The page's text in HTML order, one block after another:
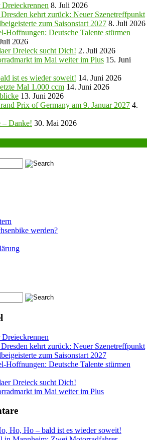
8. Juli 2026
kehrt zurück: Neuer Szenetreffpunkt
zum Saisonstart 2027 8. Juli 2026
Hoffnungen: Deutsche Talente stürmen
2026
Dreieck sucht Dich! 2. Juli 2026
im Mai weiter im Plus 15. Juni
ist es wieder soweit! 14. Juni 2026
Mal 1.000 ccm 14. Juni 2026
13. Juni 2026
Prix of Germany am 9. Januar 2027 4.
– Danke! 30. Mai 2026
werden?
kehrt zurück: Neuer Szenetreffpunkt
zum Saisonstart 2027
Hoffnungen: Deutsche Talente stürmen
Dreieck sucht Dich!
im Mai weiter im Plus
Ho, Ho – bald ist es wieder soweit!